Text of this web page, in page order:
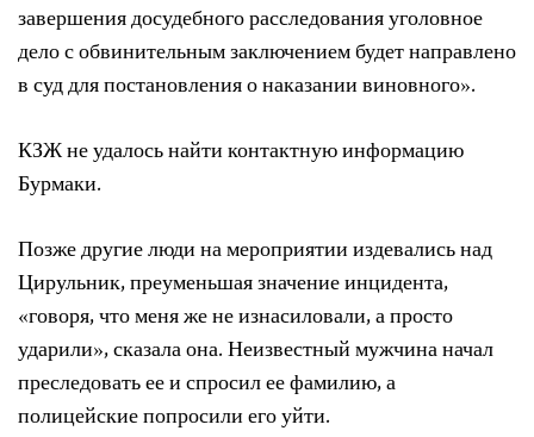
завершения досудебного расследования уголовное
дело с обвинительным заключением будет направлено
в суд для постановления о наказании виновного».
КЗЖ не удалось найти контактную информацию
Бурмаки.
​​Позже другие люди на мероприятии издевались над
Цирульник, преуменьшая значение инцидента,
«говоря, что меня же не изнасиловали, а просто
ударили», сказала она. Неизвестный мужчина начал
преследовать ее и спросил ее фамилию, а
полицейские попросили его уйти.